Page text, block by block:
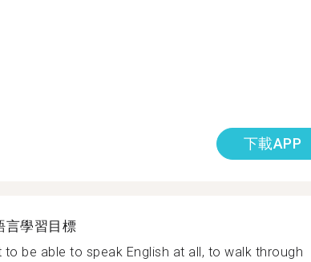
下載APP
言學習目標
to be able to speak English at all, to walk through